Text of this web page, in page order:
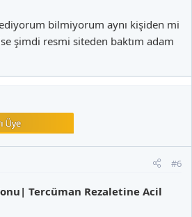
bilmiyorum aynı kişiden mi
şimdi resmi siteden baktım adam
#6
Tercüman Rezaletine Acil